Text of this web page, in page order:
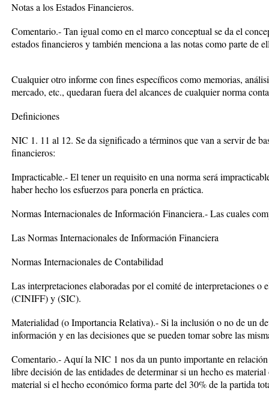
Notas a los Estados Financieros.
Comentario.- Tan igual como en el marco conceptual se da el
estados financieros y también menciona a las notas como parte de
Cualquier otro informe con fines específicos como memorias,
mercado, etc., quedaran fuera del alcances de cualquier norma
Definiciones
NIC 1. 11 al 12. Se da significado a términos que van a servir de
financieros:
Impracticable.- El tener un requisito en una norma será
haber hecho los esfuerzos para ponerla en práctica.
Normas Internacionales de Información Financiera.- Las cuales
Las Normas Internacionales de Información Financiera
Normas Internacionales de Contabilidad
Las interpretaciones elaboradas por el comité de interpretaciones o
(CINIFF) y (SIC).
Materialidad (o Importancia Relativa).- Si la inclusión o no de un
información y en las decisiones que se pueden tomar sobre las
Comentario.- Aquí la NIC 1 nos da un punto importante en
libre decisión de las entidades de determinar si un hecho es
material si el hecho económico forma parte del 30% de la partida